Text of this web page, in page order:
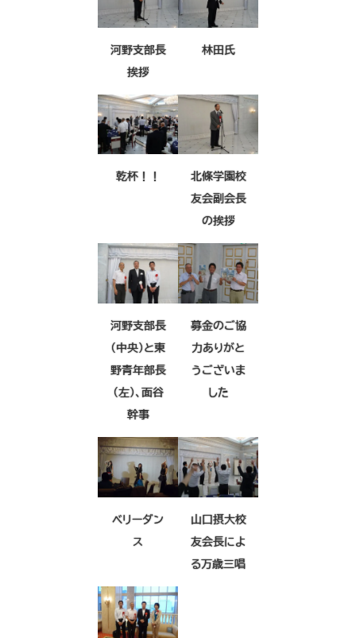
河野支部長
挨拶
林田氏
乾杯！！
北條学園校
友会副会長
の挨拶
河野支部長
（中央）と東
野青年部長
（左）、面谷
幹事
募金のご協
力ありがと
うございま
した
ベリーダン
ス
山口摂大校
友会長によ
る万歳三唱